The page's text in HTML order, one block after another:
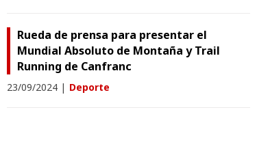
Rueda de prensa para presentar el
Mundial Absoluto de Montaña y Trail
Running de Canfranc
23/09/2024 | Deporte